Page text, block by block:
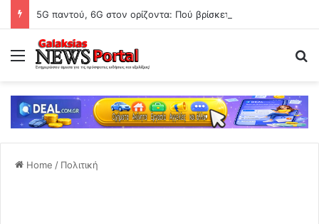
Menu
Home / Πολιτική